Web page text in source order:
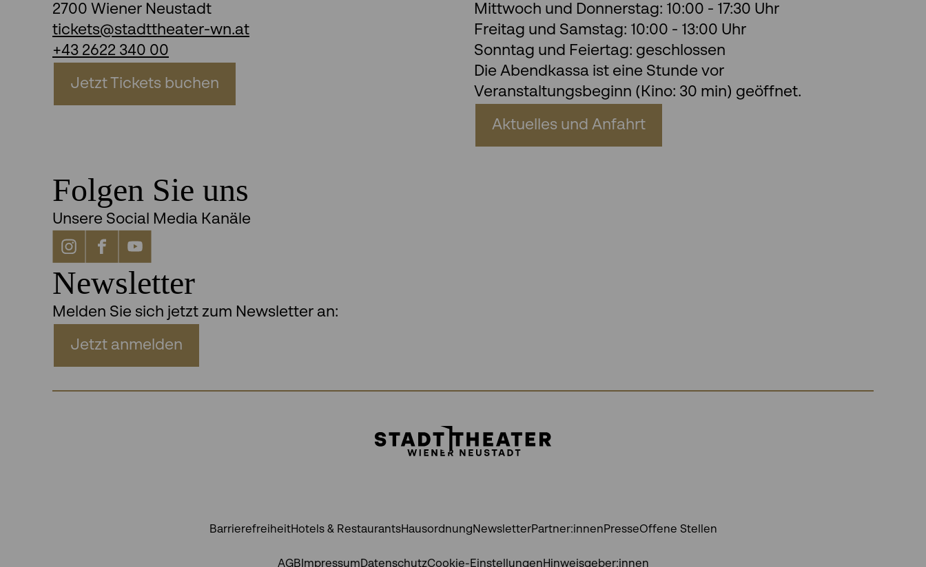
2700 Wiener Neustadt
tickets@stadttheater-wn.at
+43 2622 340 00
Jetzt Tickets buchen
Mittwoch und Donnerstag: 10:00 - 17:30 Uhr
Freitag und Samstag: 10:00 - 13:00 Uhr
Sonntag und Feiertag: geschlossen
Die Abendkassa ist eine Stunde vor
Veranstaltungsbeginn (Kino: 30 min) geöffnet.
Aktuelles und Anfahrt
Folgen Sie uns
Unsere Social Media Kanäle
Newsletter
Melden Sie sich jetzt zum Newsletter an:
Jetzt anmelden
BarrierefreiheitHotels & RestaurantsHausordnungNewsletterPartner:innenPresseOffene Stellen
AGB ImpressumDatenschutzCookie-EinstellungenHinweisgeber:innen